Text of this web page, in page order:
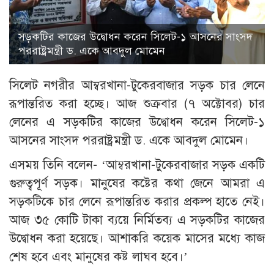
সড়কটির কাজের উদ্বোধন করেন সিলেট-১ আসনের সাংসদ
পররাষ্ট্রমন্ত্রী ড. একে আবদুল মোমেন
সিলেট নগরীর আম্বরখানা-টুকেরবাজার সড়ক চার লেনে
রূপান্তরিত করা হচ্ছে। আজ শুক্রবার (৭ অক্টোবর) চার
লেনের এ সড়কটির কাজের উদ্বোধন করেন সিলেট-১
আসনের সাংসদ পররাষ্ট্রমন্ত্রী ড. একে আবদুল মোমেন।
এসময় তিনি বলেন- ‘আম্বরখানা-টুকেরবাজার সড়ক একটি
গুরুত্বপূর্ণ সড়ক। মানুষের কষ্টের কথা জেনে আমরা এ
সড়কটিকে চার লেনে রূপান্তরিত করার প্রকল্প হাতে নেই।
আজ ৩৫ কোটি টাকা ব্যয়ে নির্মিতব্য এ সড়কটির কাজের
উদ্বোধন করা হয়েছে। আশাকরি কয়েক মাসের মধ্যে কাজ
শেষ হবে এবং মানুষের কষ্ট লাঘব হবে।’